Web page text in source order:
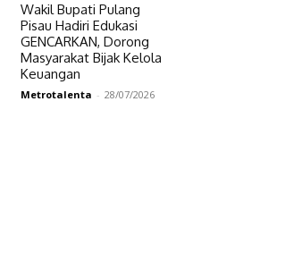
Wakil Bupati Pulang
Pisau Hadiri Edukasi
GENCARKAN, Dorong
Masyarakat Bijak Kelola
Keuangan
Metrotalenta - 28/07/2026